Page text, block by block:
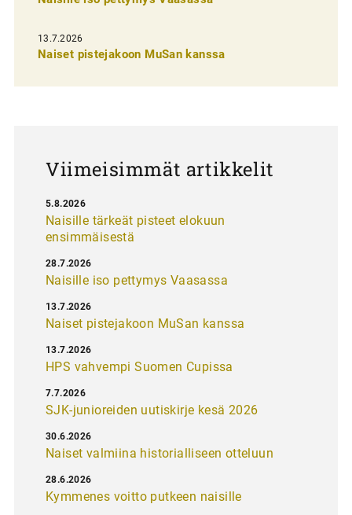
e
13.7.2026
Naiset pistejakoon MuSan kanssa
Viimeisimmät artikkelit
Naisille tärkeät pisteet elokuun
ensimmäisestä
5.8.2026
Naisille iso pettymys Vaasassa
28.7.2026
Naiset pistejakoon MuSan kanssa
13.7.2026
HPS vahvempi Suomen Cupissa
13.7.2026
SJK-junioreiden uutiskirje kesä 2026
7.7.2026
Naiset valmiina historialliseen otteluun
30.6.2026
Kymmenes voitto putkeen naisille
28.6.2026